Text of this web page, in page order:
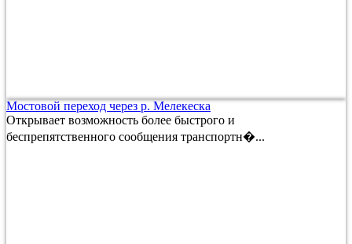
Мостовой переход через р. Мелекеска
Открывает возможность более быстрого и
беспрепятственного сообщения транспортн�...